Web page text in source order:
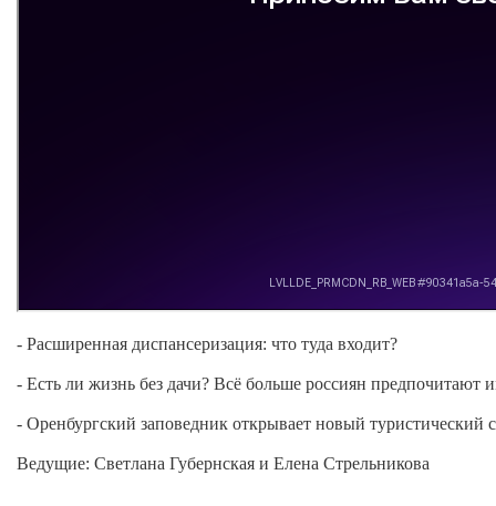
- Расширенная диспансеризация: что туда входит?
- Есть ли жизнь без дачи? Всё больше россиян предпочитают
- Оренбургский заповедник открывает новый туристический
Ведущие: Светлана Губернская и Елена Стрельникова